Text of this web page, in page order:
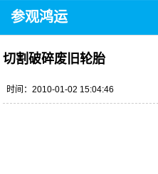
参观鸿运
切割破碎废旧轮胎
时间：2010-01-02 15:04:46